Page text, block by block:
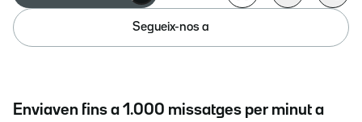
Segueix-nos a
Enviaven fins a 1.000 missatges per minut a